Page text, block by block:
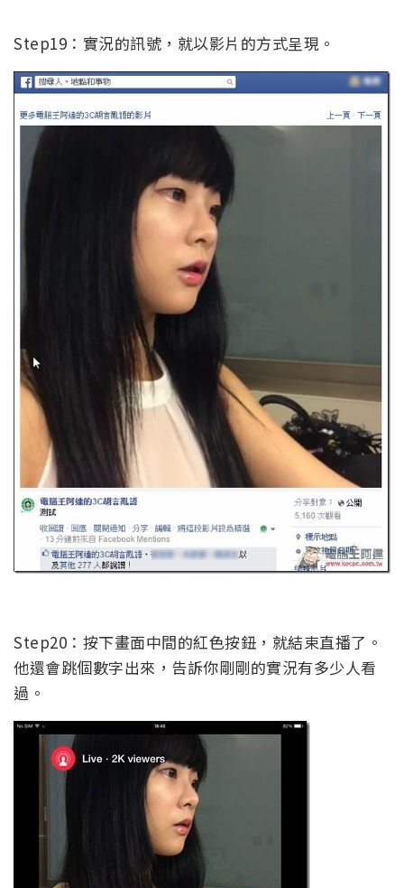
Step19：實況的訊號，就以影片的方式呈現。
Step20：按下畫面中間的紅色按鈕，就結束直播了。
他還會跳個數字出來，告訴你剛剛的實況有多少人看
過。